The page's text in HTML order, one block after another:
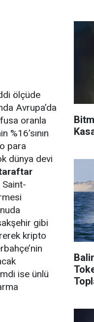
ölçüde
Avrupa’da
oranla
%16’sının
para
dünya devi
Saint-
gibi
kripto
ise ünlü